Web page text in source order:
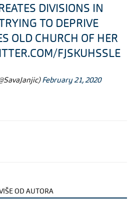
DIVISIONS IN
TO DEPRIVE
OLD CHURCH OF HER
FJSKUHSSLE
February 21, 2020
OD AUTORA